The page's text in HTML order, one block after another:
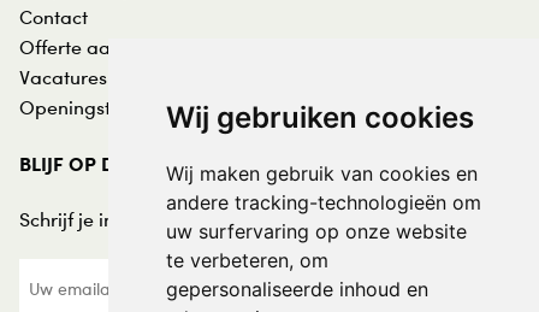
Wij gebruiken cookies
Wij maken gebruik van cookies en
andere tracking-technologieën om
uw surfervaring op onze website
te verbeteren, om
gepersonaliseerde inhoud en
Contact
Offerte aanvraag
Vacatures
Openingstijden
BLIJF OP DE HOOGTE
Schrijf je in voor de nieuwsbrief: